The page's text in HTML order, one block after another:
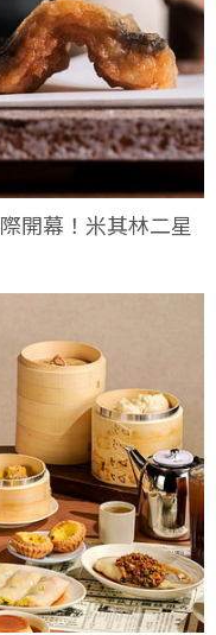
開幕！米其林二星